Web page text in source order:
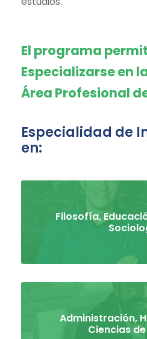
El programa
Especializarse en
Área Profesional
Especialidad de
en:
Filosofía,
Administración,
Ciencias